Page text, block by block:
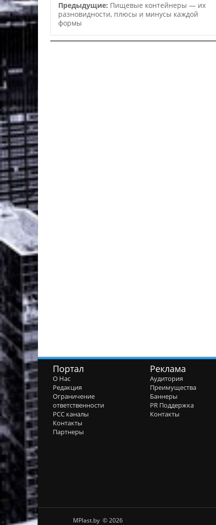
Предыдущие: Пищевые контейнеры — их
разновидности, плюсы и минусы каждой
формы
Портал
О Нас
Редакция
Ограничение
ответственности
РСС каналы
Контакты
Партнеры
Реклама
Аудитория
Преимущества
Баннеры
PR Поддержка
Контакты
MPlast.by © 2026